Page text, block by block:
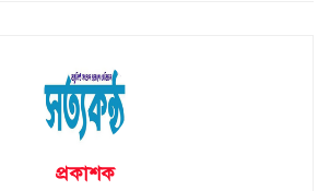
প্রকাশক